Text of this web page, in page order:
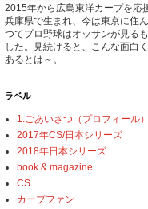
2015年から広島東洋カープを応
兵庫県で生まれ、今は東京に住
つてプロ野球はオッサンが見る
した。見続けると、こんな面白
あるとは～。
ラベル
1.ごあいさつ（プロフィール）
2017年CS/日本シリーズ
2018年日本シリーズ
book & magazine
CS
カープファン